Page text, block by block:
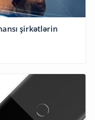
şirkətlərin